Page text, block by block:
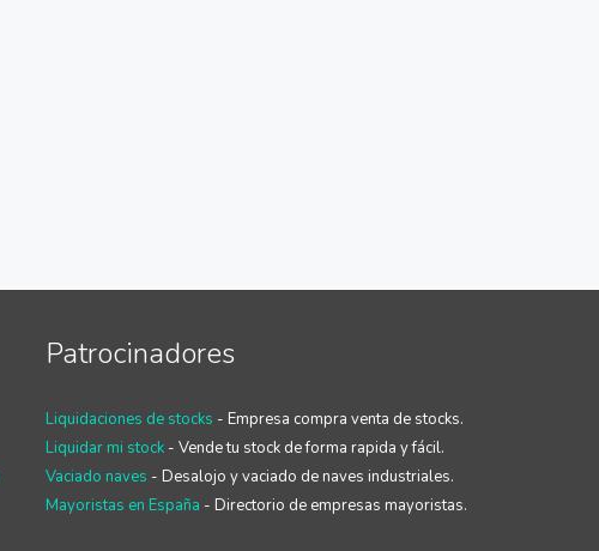
Patrocinadores
Liquidaciones de stocks - Empresa compra venta de stocks.
Liquidar mi stock- Vende tu stock de forma rapida y fácil.
Vaciado naves - Desalojo y vaciado de naves industriales.
Mayoristas en España - Directorio de empresas mayoristas.